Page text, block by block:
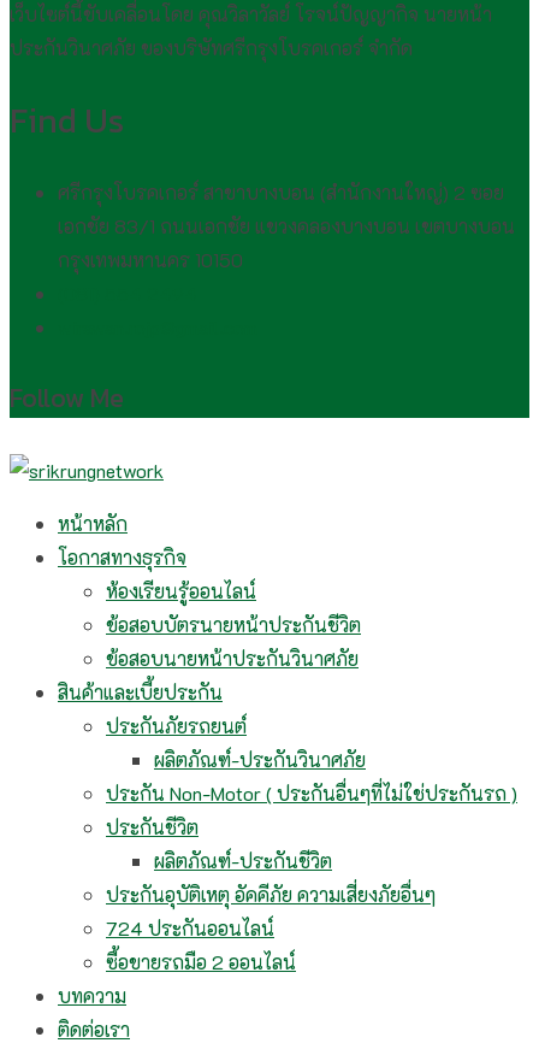
เว็บไซต์นี้ขับเคลื่อนโดย คุณวิลาวัลย์ โรจน์ปัญญากิจ นายหน้า
ประกันวินาศภัย ของบริษัทศรีกรุงโบรคเกอร์ จำกัด
Find Us
ศรีกรุงโบรคเกอร์ สาขาบางบอน (สำนักงานใหญ่) 2 ซอย
เอกชัย 83/1 ถนนเอกชัย แขวงคลองบางบอน เขตบางบอน
กรุงเทพมหานคร 10150
Follow Me
หน้าหลัก
โอกาสทางธุรกิจ
ห้องเรียนรู้ออนไลน์
ข้อสอบบัตรนายหน้าประกันชีวิต
ข้อสอบนายหน้าประกันวินาศภัย
สินค้าและเบี้ยประกัน
ประกันภัยรถยนต์
ผลิตภัณฑ์-ประกันวินาศภัย
ประกัน Non-Motor ( ประกันอื่นๆที่ไม่ใช่ประกันรถ )
ประกันชีวิต
ผลิตภัณฑ์-ประกันชีวิต
ประกันอุบัติเหตุ อัคคีภัย ความเสี่ยงภัยอื่นๆ
724 ประกันออนไลน์
ซื้อขายรถมือ 2 ออนไลน์
บทความ
ติดต่อเรา